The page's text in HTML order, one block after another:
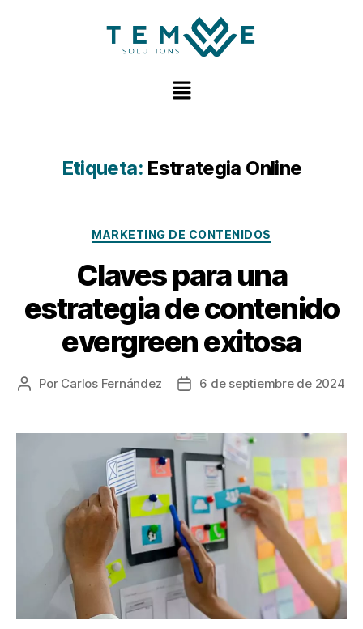
Etiqueta: Estrategia Online
MARKETING DE CONTENIDOS
Claves para una
estrategia de contenido
evergreen exitosa
Por Carlos Fernández 6 de septiembre de 2024